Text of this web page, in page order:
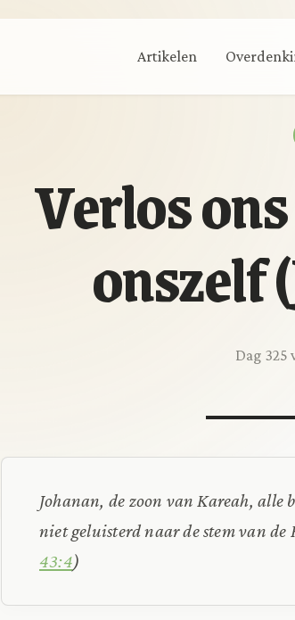
Artikelen
Verlos
onszelf
Dag 325
Johanan, de zoon van Kareah, alle
niet geluisterd naar de stem van
43:4)